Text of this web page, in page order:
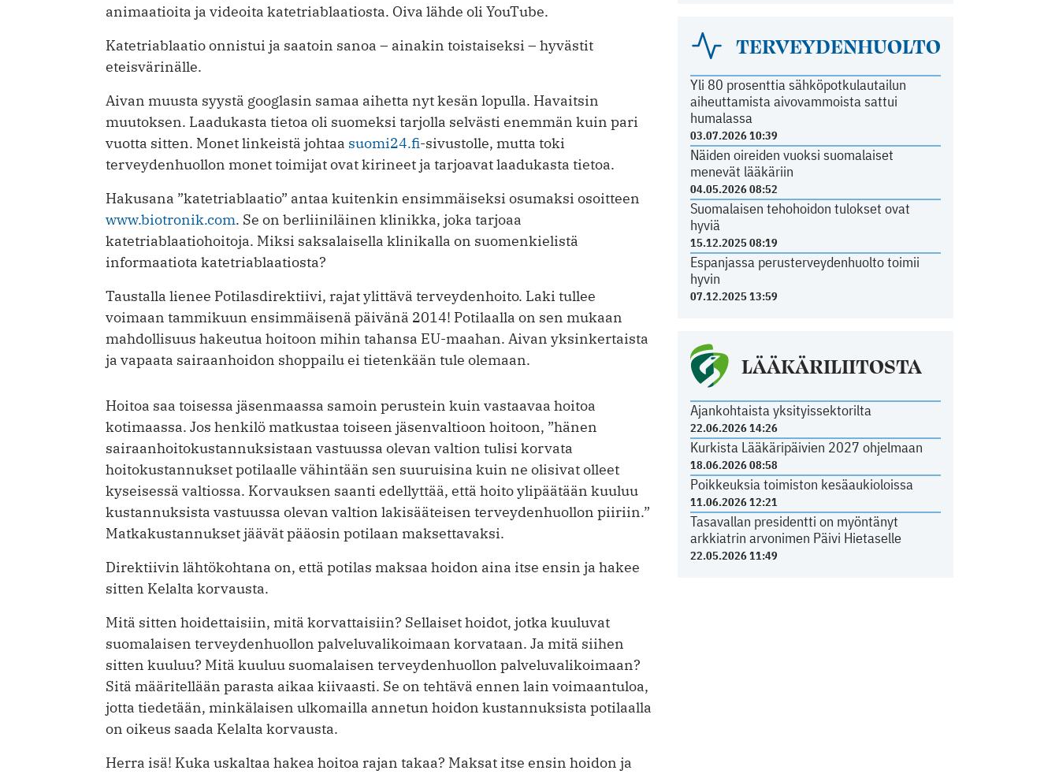
TERVEYDENHUOLTO
Yli 80 prosenttia sähköpotkulautailun
aiheuttamista aivovammoista sattui
humalassa
03.07.2026 10:39
Näiden oireiden vuoksi suomalaiset
menevät lääkäriin
04.05.2026 08:52
Suomalaisen tehohoidon tulokset ovat
hyviä
15.12.2025 08:19
Espanjassa perusterveydenhuolto toimii
hyvin
07.12.2025 13:59
LÄÄKÄRILIITOSTA
Ajankohtaista yksityissektorilta
22.06.2026 14:26
Kurkista Lääkäripäivien 2027 ohjelmaan
18.06.2026 08:58
Poikkeuksia toimiston kesäaukioloissa
11.06.2026 12:21
Tasavallan presidentti on myöntänyt
arkkiatrin arvonimen Päivi Hietaselle
22.05.2026 11:49
animaatioita ja videoita katetriablaatiosta. Oiva lähde oli YouTube.
Katetriablaatio onnistui ja saatoin sanoa – ainakin toistaiseksi – hyvästit
eteisvärinälle.
Aivan muusta syystä googlasin samaa aihetta nyt kesän lopulla. Havaitsin
muutoksen. Laadukasta tietoa oli suomeksi tarjolla selvästi enemmän kuin pari
vuotta sitten. Monet linkeistä johtaa suomi24.fi-sivustolle, mutta toki
terveydenhuollon monet toimijat ovat kirineet ja tarjoavat laadukasta tietoa.
Hakusana ”katetriablaatio” antaa kuitenkin ensimmäiseksi osumaksi osoitteen
www.biotronik.com. Se on berliiniläinen klinikka, joka tarjoaa
katetriablaatiohoitoja. Miksi saksalaisella klinikalla on suomenkielistä
informaatiota katetriablaatiosta?
Taustalla lienee Potilasdirektiivi, rajat ylittävä terveydenhoito. Laki tullee
voimaan tammikuun ensimmäisenä päivänä 2014! Potilaalla on sen mukaan
mahdollisuus hakeutua hoitoon mihin tahansa EU-maahan. Aivan yksinkertaista
ja vapaata sairaanhoidon shoppailu ei tietenkään tule olemaan.
Hoitoa saa toisessa jäsenmaassa samoin perustein kuin vastaavaa hoitoa
kotimaassa. Jos henkilö matkustaa toiseen jäsenvaltioon hoitoon, ”hänen
sairaanhoitokustannuksistaan vastuussa olevan valtion tulisi korvata
hoitokustannukset potilaalle vähintään sen suuruisina kuin ne olisivat olleet
kyseisessä valtiossa. Korvauksen saanti edellyttää, että hoito ylipäätään kuuluu
kustannuksista vastuussa olevan valtion lakisääteisen terveydenhuollon piiriin.”
Matkakustannukset jäävät pääosin potilaan maksettavaksi.
Direktiivin lähtökohtana on, että potilas maksaa hoidon aina itse ensin ja hakee
sitten Kelalta korvausta.
Mitä sitten hoidettaisiin, mitä korvattaisiin? Sellaiset hoidot, jotka kuuluvat
suomalaisen terveydenhuollon palveluvalikoimaan korvataan. Ja mitä siihen
sitten kuuluu? Mitä kuuluu suomalaisen terveydenhuollon palveluvalikoimaan?
Sitä määritellään parasta aikaa kiivaasti. Se on tehtävä ennen lain voimaantuloa,
jotta tiedetään, minkälaisen ulkomailla annetun hoidon kustannuksista potilaalla
on oikeus saada Kelalta korvausta.
Herra isä! Kuka uskaltaa hakea hoitoa rajan takaa? Maksat itse ensin hoidon ja